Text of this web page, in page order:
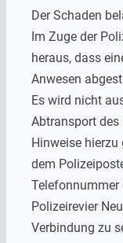
Der Schaden
Im Zuge der
heraus, dass
Anwesen
Es wird nicht
Abtransport des
Hinweise hierzu
dem
Polizeirevier
Verbindung zu